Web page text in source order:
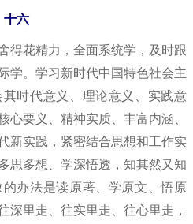
十六
花精力，全面系统学，及时跟
学。学习新时代中国特色社会主
时代意义、理论意义、实践意
心要义、精神实质、丰富内涵、
新实践，紧密结合思想和工作实
思多想、学深悟透，知其然又知
办法是读原著、学原文、悟原
深里走、往实里走、往心里走，